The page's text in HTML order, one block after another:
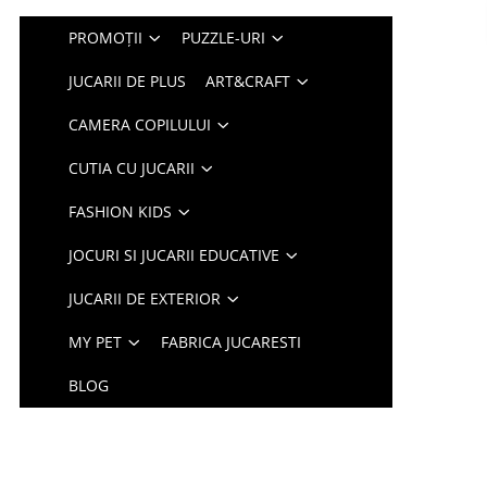
PROMOȚII PUZZLE-URI
JUCARII DE PLUS ART&CRAFT
CAMERA COPILULUI
CUTIA CU JUCARII
FASHION KIDS
JOCURI SI JUCARII EDUCATIVE
JUCARII DE EXTERIOR
MY PET FABRICA JUCARESTI
BLOG